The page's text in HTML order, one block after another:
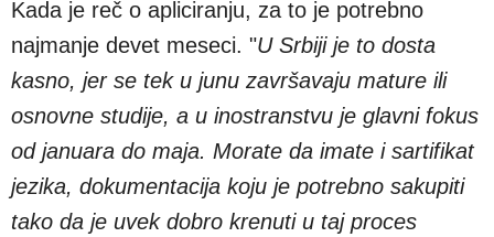
Kada je reč o apliciranju, za to je potrebno
najmanje devet meseci. "U Srbiji je to dosta
kasno, jer se tek u junu završavaju mature ili
osnovne studije, a u inostranstvu je glavni fokus
od januara do maja. Morate da imate i sartifikat
jezika, dokumentacija koju je potrebno sakupiti
tako da je uvek dobro krenuti u taj proces